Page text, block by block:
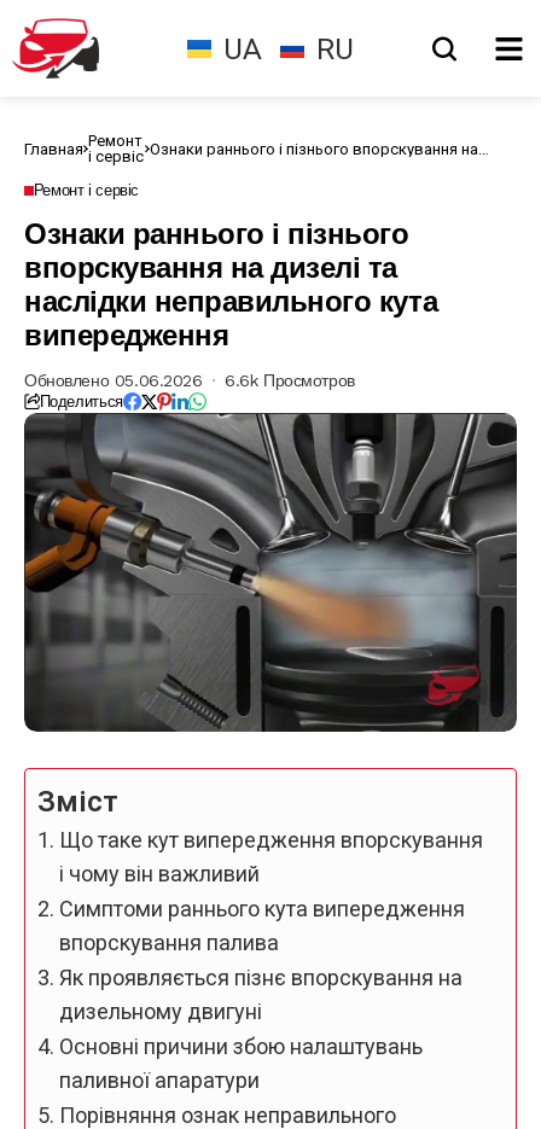
UA RU
Главная Ремонт
і сервіс Ознаки раннього і пізнього впорскування на
Ремонт і сервіс
Ознаки раннього і пізнього
впорскування на дизелі та
наслідки неправильного кута
випередження
Обновлено 05.06.2026 6.6k Просмотров
Поделиться
Зміст
Що таке кут випередження впорскування
і чому він важливий
Симптоми раннього кута випередження
впорскування палива
Як проявляється пізнє впорскування на
дизельному двигуні
Основні причини збою налаштувань
паливної апаратури
Порівняння ознак неправильного